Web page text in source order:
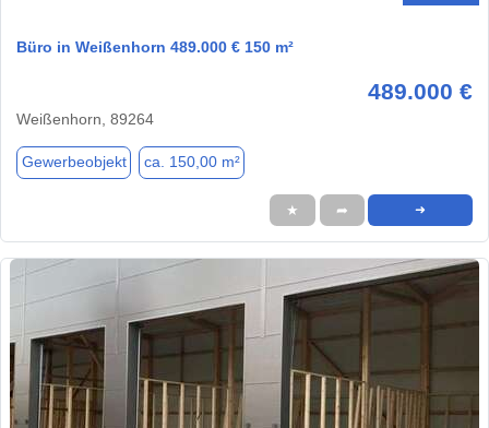
Büro in Weißenhorn 489.000 € 150 m²
489.000 €
Weißenhorn, 89264
Gewerbeobjekt ca. 150,00 m²
★ ➦ ➜